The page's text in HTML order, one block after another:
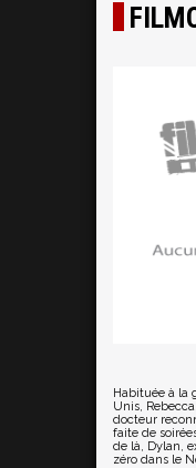
Habituée à la
Unis,
docteur
faite de
de là, Dylan,
zéro dans le